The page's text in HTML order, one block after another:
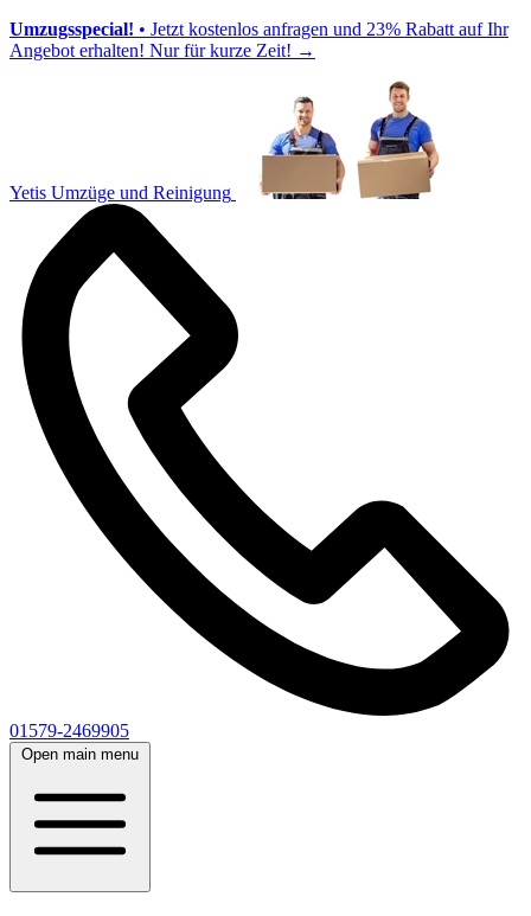
Umzugsspecial! • Jetzt kostenlos anfragen und 23% Rabatt auf Ihr
Angebot erhalten! Nur für kurze Zeit! →
Yetis Umzüge und Reinigung
01579-2469905
Open main menu